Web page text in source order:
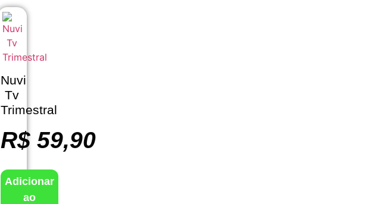
Nuvi
Tv
Trimestral
R$ 59,90
Adicionar
ao